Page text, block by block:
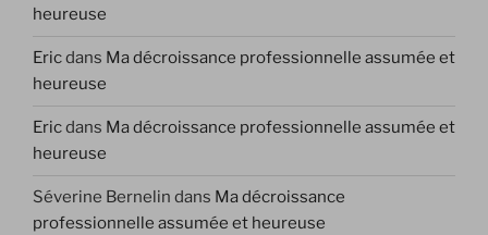
heureuse
Ericdans Ma décroissance professionnelle assumée et
heureuse
Ericdans Ma décroissance professionnelle assumée et
heureuse
Séverine Bernelin dans Ma décroissance
professionnelle assumée et heureuse